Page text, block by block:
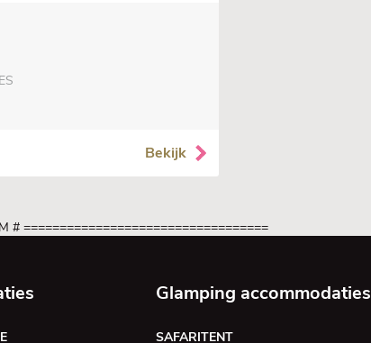
Bekijk
# ==================================
Glamping accommodaties
SAFARITENT